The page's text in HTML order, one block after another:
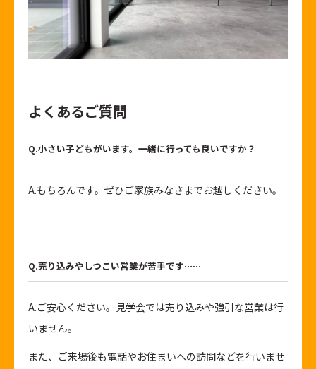
よくあるご質問
Q.小さい子どもがいます。一緒に行っても良いですか？
A.もちろんです。ぜひご家族みなさまでお越しください。
Q.売り込みやしつこい営業が苦手です……
A.ご安心ください。見学会では売り込みや強引な営業は行
いません。
また、ご来場後も電話やお住まいへの訪問などを行いませ